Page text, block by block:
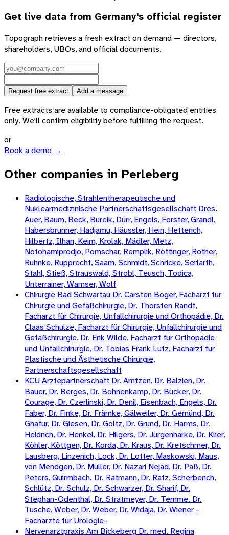
Get live data from Germany's official register
Topograph retrieves a fresh extract on demand — directors,
shareholders, UBOs, and official documents.
Request free extract Add a message
Free extracts are available to compliance-obligated entities
only. We'll confirm eligibility before fulfilling the request.
or
Book a demo →
Other companies in Perleberg
Radiologische, Strahlentherapeutische und
Nuklearmedizinische Partnerschaftsgesellschaft Dres.
Auer, Baum, Beck, Bureik, Dürr, Engels, Forster, Grandl,
Habersbrunner, Hadjamu, Häussler, Hein, Hetterich,
Hilbertz, Ilhan, Keim, Krolak, Mädler, Metz,
Notohamiprodjo, Pomschar, Remplik, Röttinger, Rother,
Ruhnke, Rupprecht, Saam, Schmidt, Schricke, Seifarth,
Stahl, Stieß, Strauswald, Strobl, Teusch, Todica,
Unterrainer, Wamser, Wolf
Chirurgie Bad Schwartau Dr. Carsten Boger, Facharzt für
Chirurgie und Gefäßchirurgie, Dr. Thorsten Randt,
Facharzt für Chirurgie, Unfallchirurgie und Orthopädie, Dr.
Claas Schulze, Facharzt für Chirurgie, Unfallchirurgie und
Gefäßchirurgie, Dr. Erik Wilde, Facharzt für Orthopädie
und Unfallchirurgie, Dr. Tobias Frank Lutz, Facharzt für
Plastische und Ästhetische Chirurgie,
Partnerschaftsgesellschaft
KCU Ärztepartnerschaft Dr. Arntzen, Dr. Balzien, Dr.
Bauer, Dr. Berges, Dr. Bohnenkamp, Dr. Bücker, Dr.
Courage, Dr. Czerlinski, Dr. Denil, Eisenbach, Engels, Dr.
Faber, Dr. Finke, Dr. Främke, Gälweiler, Dr. Gemünd, Dr.
Ghafur, Dr. Giesen, Dr. Goltz, Dr. Grund, Dr. Harms, Dr.
Heidrich, Dr. Henkel, Dr. Hilgers, Dr. Jürgenharke, Dr. Klier,
Köhler, Köttgen, Dr. Korda, Dr. Kraus, Dr. Kretschmer, Dr.
Lausberg, Linzenich, Lock, Dr. Lotter, Maskowski, Maus,
von Mendgen, Dr. Müller, Dr. Nazari Nejad, Dr. Paß, Dr.
Peters, Quirmbach. Dr. Ratmann, Dr. Ratz, Scherberich,
Schlütz, Dr. Schulz, Dr. Schwarzer, Dr. Sharif, Dr.
Stephan-Odenthal, Dr. Stratmeyer, Dr. Temme. Dr.
Tusche, Weber, Dr. Weber, Dr. Widaja, Dr. Wiener -
Fachärzte für Urologie-
Nervenarztpraxis Am Bickeberg Dr. med. Regina